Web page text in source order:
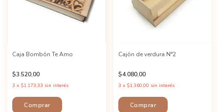
Caja Bombón Te Amo
$3.520,00
3 x $1.173,33 sin interés
Cajón de verdura N°2
$4.080,00
3 x $1.360,00 sin interés